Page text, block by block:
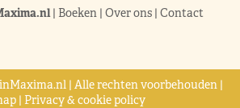
| Boeken| Over ons| Contact
| Alle rechten voorbehouden |
| Privacy & cookie policy